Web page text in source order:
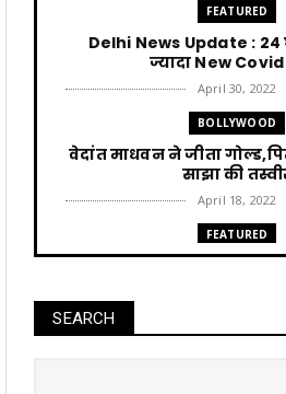
FEATURED
Delhi News Update : 24
ज्यादा New
April 30, 2022
BOLLYWOOD
वेदांत माधवन ने जीता
साझा की
April 18, 2022
FEATURED
Jharkhand News Trikut
SEARCH